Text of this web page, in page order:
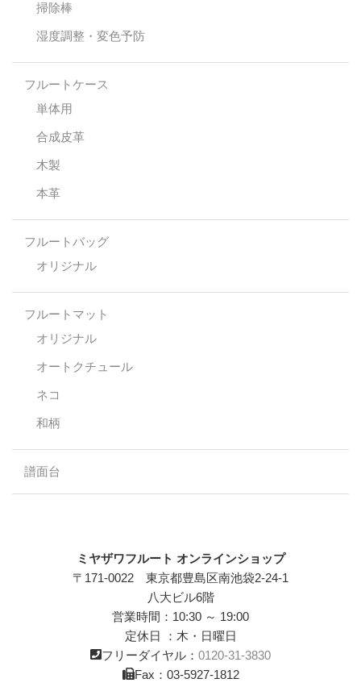
掃除棒
湿度調整・変色予防
フルートケース
単体用
合成皮革
木製
本革
フルートバッグ
オリジナル
フルートマット
オリジナル
オートクチュール
ネコ
和柄
譜面台
ミヤザワフルート オンラインショップ
〒171-0022 東京都豊島区南池袋2-24-1
八大ビル6階
営業時間：10:30 ～ 19:00
定休日 ：木・日曜日
フリーダイヤル： 0120-31-3830
Fax：03-5927-1812